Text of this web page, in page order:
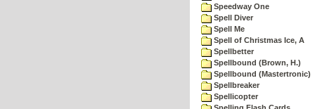
Speedway One
Spell Diver
Spell Me
Spell of Christmas Ice, A
Spellbetter
Spellbound (Brown, H.)
Spellbound (Mastertronic)
Spellbreaker
Spellicopter